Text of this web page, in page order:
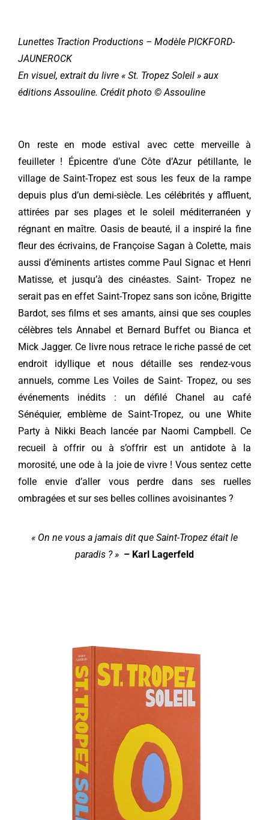
Lunettes Traction Productions – Modèle PICKFORD-
JAUNEROCK
En visuel, extrait du livre « St. Tropez Soleil » aux
éditions Assouline. Crédit photo © Assouline
On reste en mode estival avec cette merveille à
feuilleter ! Épicentre d’une Côte d’Azur pétillante, le
village de Saint-Tropez est sous les feux de la rampe
depuis plus d’un demi-siècle. Les célébrités y affluent,
attirées par ses plages et le soleil méditerranéen y
régnant en maître. Oasis de beauté, il a inspiré la fine
fleur des écrivains, de Françoise Sagan à Colette, mais
aussi d’éminents artistes comme Paul Signac et Henri
Matisse, et jusqu’à des cinéastes. Saint- Tropez ne
serait pas en effet Saint-Tropez sans son icône, Brigitte
Bardot, ses films et ses amants, ainsi que ses couples
célèbres tels Annabel et Bernard Buffet ou Bianca et
Mick Jagger. Ce livre nous retrace le riche passé de cet
endroit idyllique et nous détaille ses rendez-vous
annuels, comme Les Voiles de Saint- Tropez, ou ses
événements inédits : un défilé Chanel au café
Sénéquier, emblème de Saint-Tropez, ou une White
Party à Nikki Beach lancée par Naomi Campbell. Ce
recueil à offrir ou à s’offrir est un antidote à la
morosité, une ode à la joie de vivre ! Vous sentez cette
folle envie d’aller vous perdre dans ses ruelles
ombragées et sur ses belles collines avoisinantes ?
« On ne vous a jamais dit que Saint-Tropez était le
paradis ? » – Karl Lagerfeld